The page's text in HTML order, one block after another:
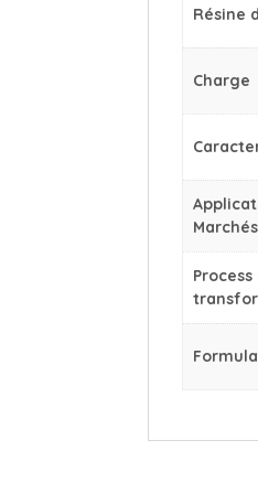
Résine
Charge
Marchés
Process